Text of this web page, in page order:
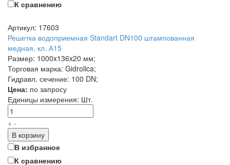
К сравнению
Артикул: 17603
Решетка водоприемная Standart DN100 штампованная
медная, кл. А15
Размер: 1000x136x20 мм;
Торговая марка: Gidrolica;
Гидравл. сечение: 100 DN;
Цена: по запросу
Единицы измерения: Шт.
+ -
В корзину
В избранное
К сравнению